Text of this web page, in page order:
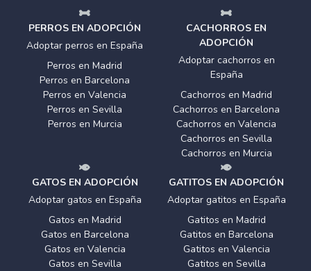
PERROS EN ADOPCIÓN
Adoptar perros en España
Perros en Madrid
Perros en Barcelona
Perros en Valencia
Perros en Sevilla
Perros en Murcia
CACHORROS EN
ADOPCIÓN
Adoptar cachorros en
España
Cachorros en Madrid
Cachorros en Barcelona
Cachorros en Valencia
Cachorros en Sevilla
Cachorros en Murcia
GATOS EN ADOPCIÓN
Adoptar gatos en España
Gatos en Madrid
Gatos en Barcelona
Gatos en Valencia
Gatos en Sevilla
GATITOS EN ADOPCIÓN
Adoptar gatitos en España
Gatitos en Madrid
Gatitos en Barcelona
Gatitos en Valencia
Gatitos en Sevilla